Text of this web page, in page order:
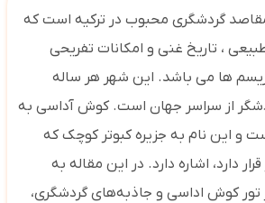
گردشگری محبوب در ترکیه است که
، تاریخ غنی و امکانات تفریحی
ها می باشد. این شهر هر ساله
از سراسر جهان است. کوش آداسی به
و این نام به جزیره کبوتر کوچک که
دارد، اشاره دارد. در این مقاله به
تور کوش اداسی و جاذبه‌های گردشگری،